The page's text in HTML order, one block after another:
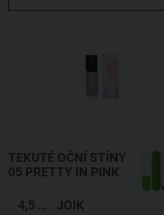
TEKUTÉ OČNÍ STÍNY
05 PRETTY IN PINK
JOIK